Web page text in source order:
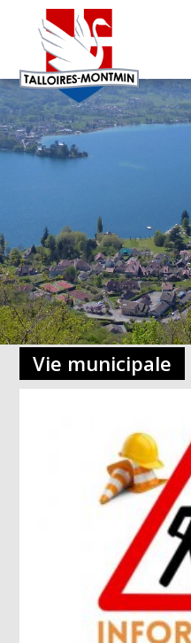
Vie municipale